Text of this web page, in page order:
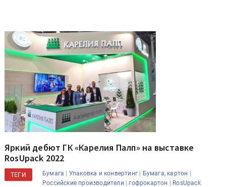
Яркий дебют ГК «Карелия Палп» на выставке
RosUpack 2022
ТЕГИ Бумага | Упаковка и конвертинг | Бумага, картон |
Российские производители | гофрокартон | RosUpack